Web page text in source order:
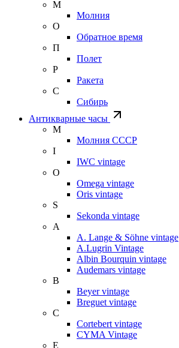
М
Молния
О
Обратное время
П
Полет
Р
Ракета
С
Сибирь
Антикварные часы
М
Молния СССР
I
IWC vintage
O
Omega vintage
Oris vintage
S
Sekonda vintage
A
A. Lange & Söhne vintage
A.Lugrin Vintage
Albin Bourquin vintage
Audemars vintage
B
Beyer vintage
Breguet vintage
C
Cortebert vintage
CYMA Vintage
E